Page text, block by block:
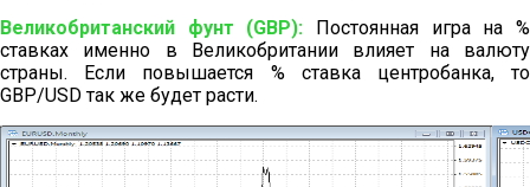
Великобританский фунт (GBP): Постоянная игра на %
ставках именно в Великобритании влияет на валюту
страны. Если повышается % ставка центробанка, то
GBP/USD так же будет расти.